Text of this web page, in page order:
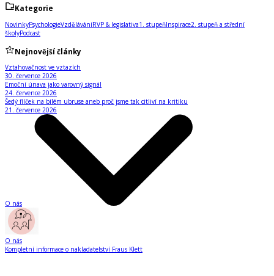
Kategorie
NovinkyPsychologieVzděláváníRVP & legislativa1. stupeňInspirace2. stupeň a střední
školyPodcast
Nejnovější články
Vztahovačnost ve vztazích
30. července 2026
Emoční únava jako varovný signál
24. července 2026
Šedý flíček na bílém ubruse aneb proč jsme tak citliví na kritiku
21. července 2026
O nás
O nás
Kompletní informace o nakladatelství Fraus Klett